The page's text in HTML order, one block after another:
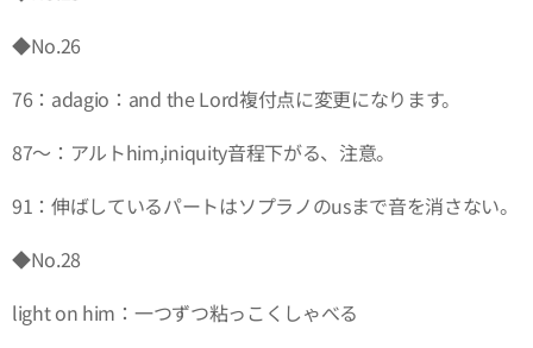
◆No.26
76：adagio：and the Lord複付点に変更になります。
87～：アルトhim,iniquity音程下がる、注意。
91：伸ばしているパートはソプラノのusまで音を消さない。
◆No.28
light on him：一つずつ粘っこくしゃべる